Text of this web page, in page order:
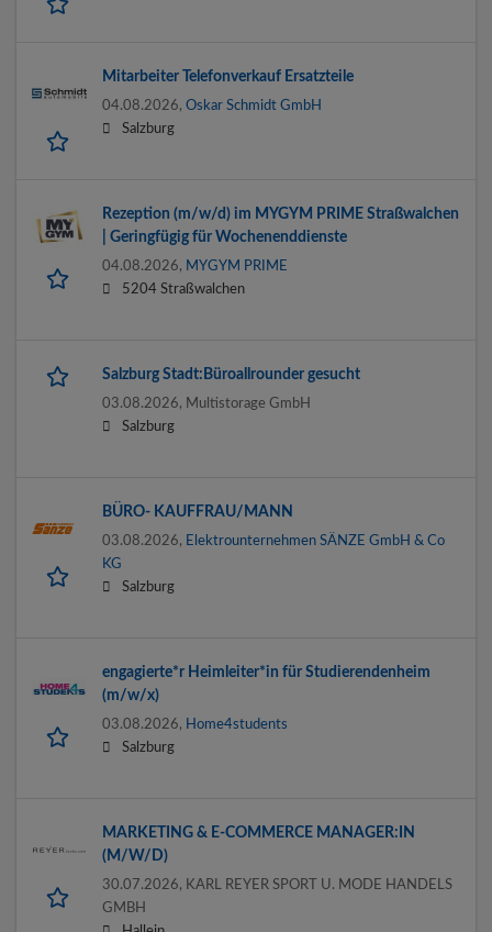
Mitarbeiter Telefonverkauf Ersatzteile
04.08.2026, Oskar Schmidt GmbH
Salzburg
Rezeption (m/w/d) im MYGYM PRIME Straßwalchen
| Geringfügig für Wochenenddienste
04.08.2026, MYGYM PRIME
5204 Straßwalchen
Salzburg Stadt:Büroallrounder gesucht
03.08.2026, Multistorage GmbH
Salzburg
BÜRO- KAUFFRAU/MANN
03.08.2026, Elektrounternehmen SÄNZE GmbH & Co
KG
Salzburg
engagierte*r Heimleiter*in für Studierendenheim
(m/w/x)
03.08.2026, Home4students
Salzburg
MARKETING & E-COMMERCE MANAGER:IN
(M/W/D)
30.07.2026, KARL REYER SPORT U. MODE HANDELS
GMBH